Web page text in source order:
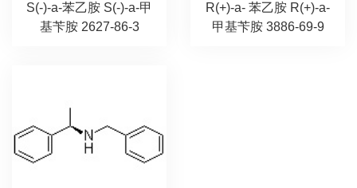
S(-)-a-苯乙胺 S(-)-a-甲
基苄胺 2627-86-3
R(+)-a- 苯乙胺 R(+)-a-
甲基苄胺 3886-69-9